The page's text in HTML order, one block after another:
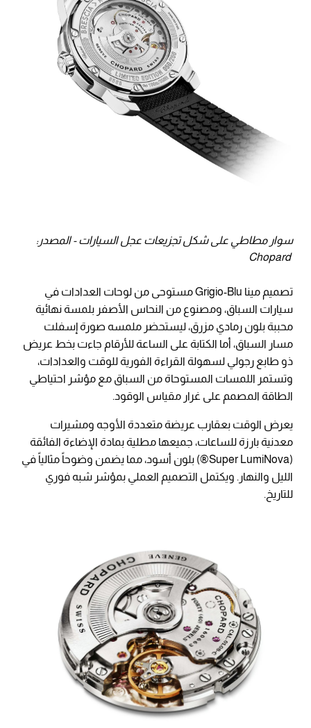
سوار مطاطي على شكل تجزيعات عجل السيارات - المصدر:
Chopard
تصميم مينا Grigio-Blu مستوحى من لوحات العدادات في
سيارات السباق، ومصنوع من النحاس الأصفر بلمسة نهائية
محببة بلون رمادي مزرق، ليستحضر ملمسه صورة إسفلت
مسار السباق، أما الكتابة على الساعة للأرقام جاءت بخط عريض
ذو طابع رجولي لسهولة القراءة الفورية للوقت والعدادات،
وتستمر اللمسات المستوحاة من السباق مع مؤشر احتياطي
الطاقة المصمم على غرار مقياس الوقود.
يعرض الوقت بعقارب عريضة متعددة الأوجه ومشيرات
معدنية بارزة للساعات، جميعها مطلية بمادة الإضاءة الفائقة
(Super LumiNova®) بلون أسود، مما يضمن وضوحاً مثالياً في
الليل والنهار. ويكتمل التصميم العملي بمؤشر شبه فوري
للتاريخ.